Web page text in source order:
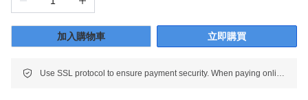
加入購物車 立即購買
Use SSL protocol to ensure payment security. When paying online, your payment information is protected.